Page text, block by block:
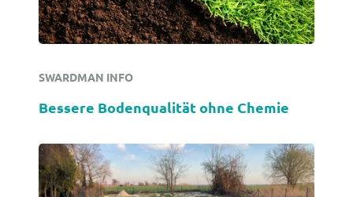
SWARDMAN INFO
Bessere Bodenqualität ohne Chemie